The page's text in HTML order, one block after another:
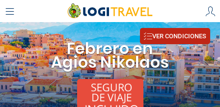
Febrero en
Agios Nikolaos
VER CONDICIONES